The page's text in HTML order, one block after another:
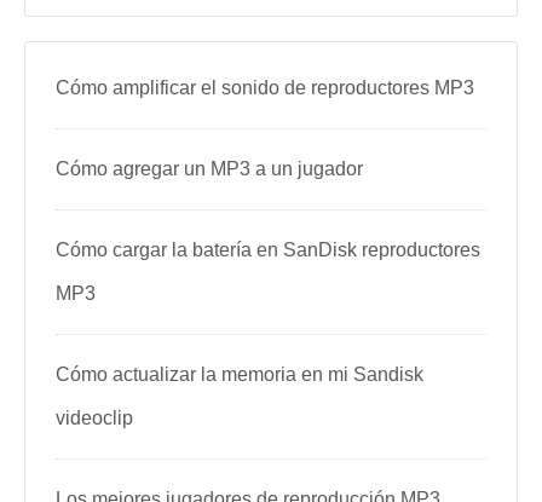
Cómo amplificar el sonido de reproductores MP3
Cómo agregar un MP3 a un jugador
Cómo cargar la batería en SanDisk reproductores
MP3
Cómo actualizar la memoria en mi Sandisk
videoclip